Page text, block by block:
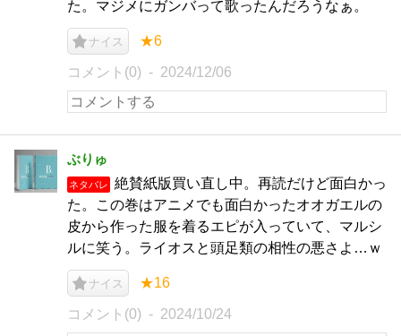
た。マジメにガンバって歌ったんだろうなぁ。
ナイス ★6
コメント(0) 2024/12/06
ぶりゅ
ネタバレ
絶賛紙版買い直し中。再読だけど面白かっ
た。この巻はアニメでも面白かったオオガエルの
皮から作った服を着るエピが入っていて、マルシ
ルに笑う。ライオスと頭足類の相性の悪さよ…ｗ
ナイス ★16
コメント(0) 2024/10/24